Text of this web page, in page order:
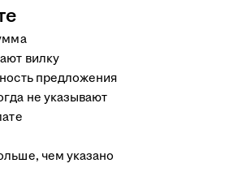
вилку
предложения
не указывают
чем указано